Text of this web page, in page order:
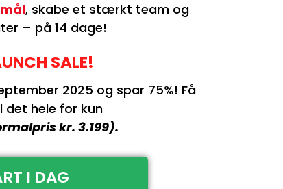
, skabe et stærkt team og
– på 14 dage!
SALE!
2025 og spar 75%! Få
det hele for kun
kr. 3.199).
I DAG